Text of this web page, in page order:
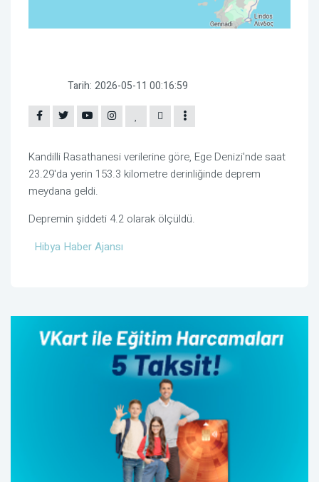
Tarih: 2026-05-11 00:16:59
Kandilli Rasathanesi verilerine göre, Ege Denizi'nde saat
23.29'da yerin 153.3 kilometre derinliğinde deprem
meydana geldi.
Depremin şiddeti 4.2 olarak ölçüldü.
Hibya Haber Ajansı